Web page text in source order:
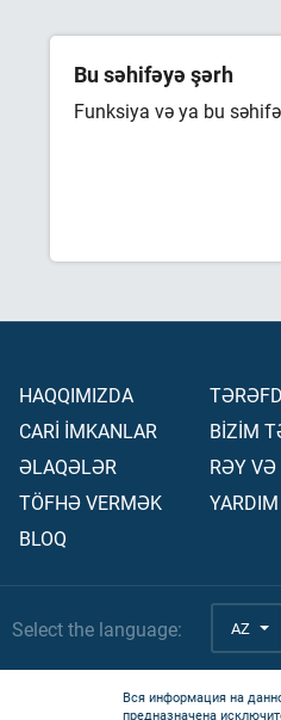
Bu səhifəyə şərh
Funksiya və ya bu
HAQQIMIZDA
CARİ İMKANLAR
ƏLAQƏLƏR
TÖFHƏ VERMƏK
BLOQ
BİZİM
RƏY
Select the language: AZ
Вся информация на
предназначена